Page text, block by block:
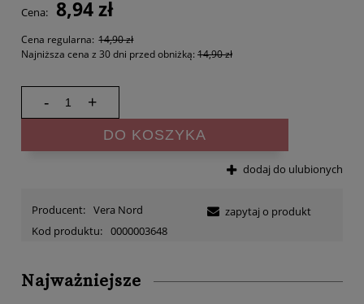
Cena: 8,94 zł
Cena regularna: 14,90 zł
Najniższa cena z 30 dni przed obniżką: 14,90 zł
- +
DO KOSZYKA
dodaj do ulubionych
Producent: Vera Nord
Kod produktu: 0000003648
zapytaj o produkt
Najważniejsze